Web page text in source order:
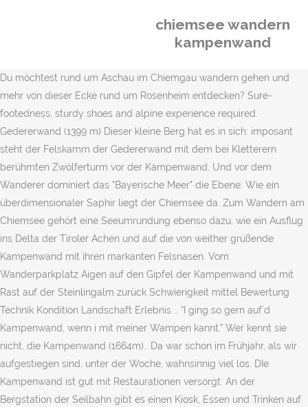
chiemsee wandern
kampenwand
Du möchtest rund um Aschau im Chiemgau wandern gehen und
mehr von dieser Ecke rund um Rosenheim entdecken? Sure-
footedness, sturdy shoes and alpine experience required.
Gedererwand (1399 m) Dieser kleine Berg hat es in sich: imposant
steht der Felskamm der Gedererwand mit dem bei Kletterern
berühmten Zwölferturm vor der Kampenwand. Und vor dem
Wanderer dominiert das "Bayerische Meer" die Ebene: Wie ein
überdimensionaler Saphir liegt der Chiemsee da. Zum Wandern am
Chiemsee gehört eine Seeumrundung ebenso dazu, wie ein Ausflug
ins Delta der Tiroler Achen und auf die von weither grüßende
Kampenwand mit ihren markanten Felsnasen. Vom
Wanderparkplatz Aigen auf den Gipfel der Kampenwand und mit
Rast auf der Steinlingalm zurück Schwierigkeit mittel Bewertung
Technik Kondition Landschaft Erlebnis … “I ging so gern auf´d
Kampenwand, wenn i mit meiner Wampen kannt.” Wer kennt sie
nicht, die Kampenwand (1664m).. Da war schon im Frühjahr, als wir
aufgestiegen sind, unter der Woche, wahnsinnig viel los. DIe
Kampenwand ist gut mit Restaurationen versorgt: An der
Bergstation der Seilbahn gibt es einen Kiosk, Essen und Trinken auf